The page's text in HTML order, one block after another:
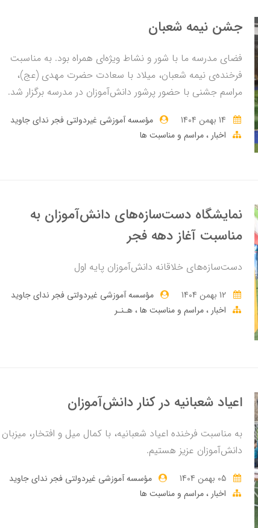
جشن نیمه شعبان
فضای مدرسه ما با شور و نشاط ویژه‌ای همراه بود. به مناسبت
فرخنده‌ی نیمه شعبان، میلاد با سعادت حضرت مهدی (عج)،
مراسم جشنی با حضور پرشور دانش‌آموزان در مدرسه برگزار شد.
مؤسسه آموزشی غیردولتی فجر ندای جاوید
اخبار مراسم و مناسبت ها
نمایشگاه دست‌سازه‌های دانش‌آموزان به
مناسبت آغاز دهه فجر
دست‌سازه‌های خلاقانه دانش‌آموزان پایه اول
مؤسسه آموزشی غیردولتی فجر ندای جاوید
اخبار مراسم و مناسبت ها هـنـر
اعیاد شعبانیه در کنار دانش‌آموزان
به مناسبت فرخنده اعیاد شعبانیه، با کمال میل و افتخار، میزبان
دانش‌آموزان عزیز هستیم.
مؤسسه آموزشی غیردولتی فجر ندای جاوید
اخبار مراسم و مناسبت ها